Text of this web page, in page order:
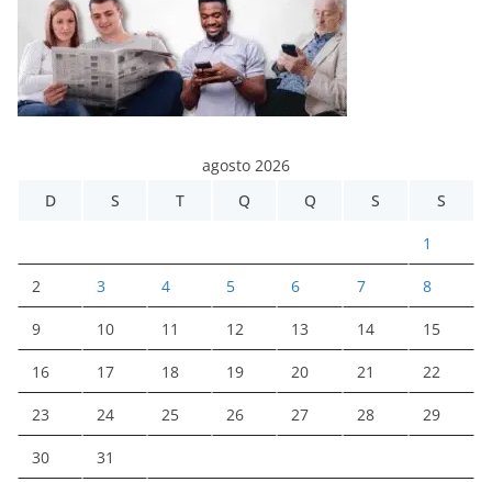
agosto 2026
D
S T Q Q S S
1
2 3 4 5 6 7 8
9 10 11 12 13 14 15
16 17 18 19 20 21 22
23 24 25 26 27 28 29
30 31